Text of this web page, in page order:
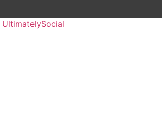
UltimatelySocial